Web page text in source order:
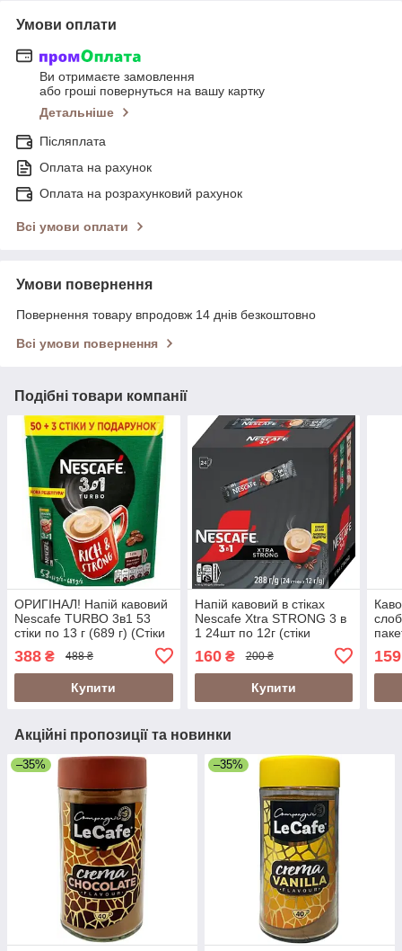
Умови оплати
Ви отримаєте замовлення
або гроші повернуться на вашу картку
Детальніше
Післяплата
Оплата на рахунок
Оплата на розрахунковий рахунок
Всі умови оплати
Умови повернення
Повернення товару впродовж 14 днів безкоштовно
Всі умови повернення
Подібні товари компанії
ОРИГІНАЛ! Напій кавовий
Nescafe TURBO 3в1 53
стіки по 13 г (689 г) (Стіки
388 ₴ 488 ₴
Купити
Напій кавовий в стіках
Nescafe Xtra STRONG 3 в
1 24шт по 12г (стіки
STRONG)
160₴ 200 ₴
Купити
159
Акційні пропозиції та новинки
–35% –35%